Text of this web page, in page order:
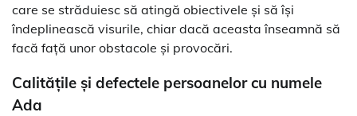
care se străduiesc să atingă obiectivele și să își
îndeplinească visurile, chiar dacă aceasta înseamnă să
facă față unor obstacole și provocări.
Calitățile și defectele persoanelor cu numele
Ada